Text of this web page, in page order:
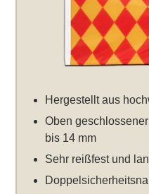
Hergestellt aus
Oben
bis 14 mm
Sehr reißfest und